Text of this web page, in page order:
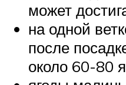
может
на одной
после
около 60-80